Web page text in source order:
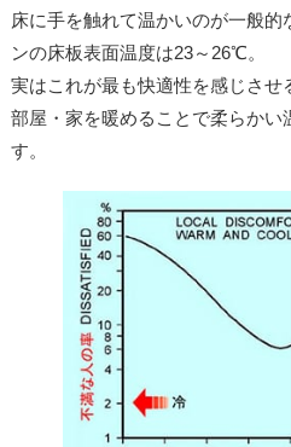
床に手を触れて温かいのが一般的
ンの床板表面温度は23～26℃。
実はこれが最も快適性を感じさ
部屋・家を暖めることで柔らかい
す。